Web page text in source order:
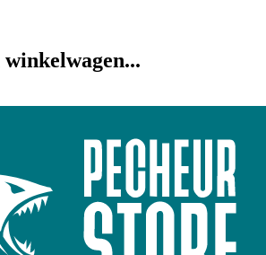
winkelwagen...